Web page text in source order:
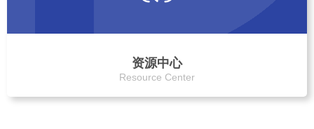
资源中心
Resource Center